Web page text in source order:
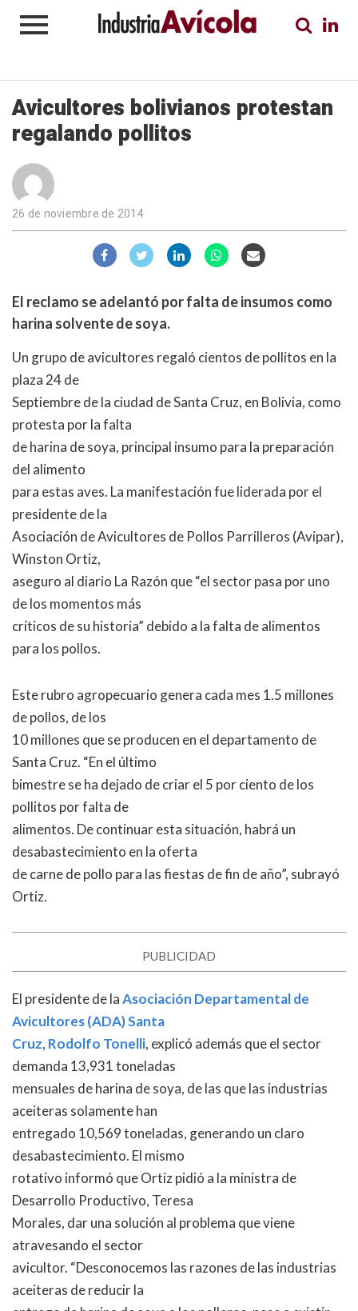
Avicultores bolivianos protestan
regalando pollitos
26 de noviembre de 2014
El reclamo se adelantó por falta de insumos como
harina solvente de soya.
Un grupo de avicultores regaló cientos de pollitos en la
plaza 24 de
Septiembre de la ciudad de Santa Cruz, en Bolivia, como
protesta por la falta
de harina de soya, principal insumo para la preparación
del alimento
para estas aves. La manifestación fue liderada por el
presidente de la
Asociación de Avicultores de Pollos Parrilleros (Avipar),
Winston Ortiz,
aseguro al diario La Razón que “el sector pasa por uno
de los momentos más
críticos de su historia” debido a la falta de alimentos
para los pollos.
Este rubro agropecuario genera cada mes 1.5 millones
de pollos, de los
10 millones que se producen en el departamento de
Santa Cruz. “En el último
bimestre se ha dejado de criar el 5 por ciento de los
pollitos por falta de
alimentos. De continuar esta situación, habrá un
desabastecimiento en la oferta
de carne de pollo para las fiestas de fin de año”, subrayó
Ortiz.
PUBLICIDAD
El presidente de laAsociación Departamental de
Avicultores (ADA) Santa
Cruz, Rodolfo Tonelli, explicó además que el sector
demanda 13,931 toneladas
mensuales de harina de soya, de las que las industrias
aceiteras solamente han
entregado 10,569 toneladas, generando un claro
desabastecimiento. El mismo
rotativo informó que Ortiz pidió a la ministra de
Desarrollo Productivo, Teresa
Morales, dar una solución al problema que viene
atravesando el sector
avicultor. “Desconocemos las razones de las industrias
aceiteras de reducir la